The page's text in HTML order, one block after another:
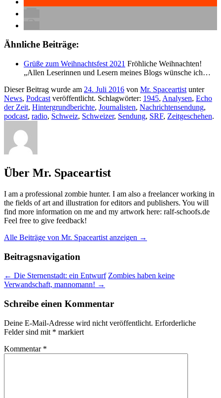
Ähnliche Beiträge:
Grüße zum Weihnachtsfest 2021 Fröhliche Weihnachten!
„Allen Leserinnen und Lesern meines Blogs wünsche ich…
Dieser Beitrag wurde am 24. Juli 2016 von Mr. Spaceartist unter
News, Podcast veröffentlicht. Schlagwörter: 1945, Analysen, Echo
der Zeit, Hintergrundberichte, Journalisten, Nachrichtensendung,
podcast, radio, Schweiz, Schweizer, Sendung, SRF, Zeitgeschehen.
Über Mr. Spaceartist
I am a professional zombie hunter. I am also a freelancer working in
the fields of art and illustration for editors and publishers. You will
find more information on me and my artwork here: ralf-schoofs.de
Feel free to give feedback!
Alle Beiträge von Mr. Spaceartist anzeigen →
Beitragsnavigation
← Die Sternenstadt: ein Entwurf Zombies haben keine
Verwandschaft, mannomann! →
Schreibe einen Kommentar
Deine E-Mail-Adresse wird nicht veröffentlicht. Erforderliche
Felder sind mit * markiert
Kommentar *